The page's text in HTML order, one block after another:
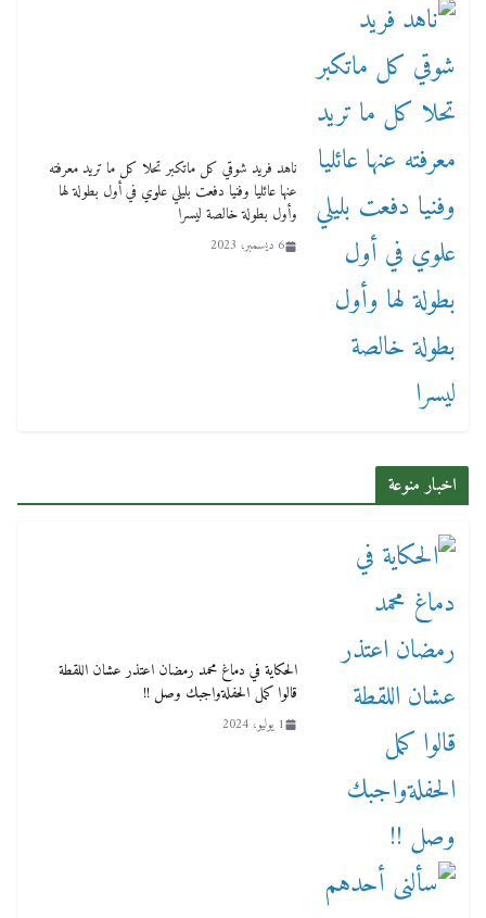
ناهد فريد شوقي كل ماتكبر تحلا كل ما تريد معرفته
عنها عائليا وفنيا دفعت بليلي علوي في أول بطولة لها
وأول بطولة خالصة ليسرا
6 ديسمبر، 2023
اخبار منوعة
الحكاية في دماغ محمد رمضان اعتذر عشان اللقطة
قالوا كمل الحفلةواجبك وصل !!
1 يوليو، 2024